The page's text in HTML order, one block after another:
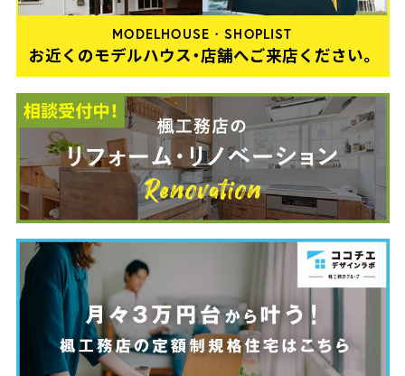
MODELHOUSE・SHOPLIST
お近くのモデルハウス・店舗へご来店ください。